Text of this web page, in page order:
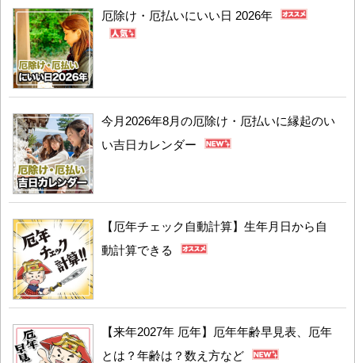
厄除け・厄払いにいい日 2026年
今月2026年8月の厄除け・厄払いに縁起のい
い吉日カレンダー
【厄年チェック自動計算】生年月日から自
動計算できる
【来年2027年 厄年】厄年年齢早見表、厄年
とは？年齢は？数え方など